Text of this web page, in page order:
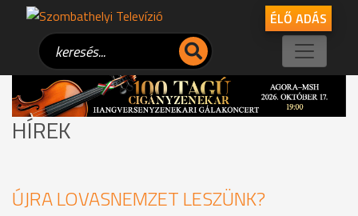
ÉLŐ ADÁS
HÍREK
ÚJRA LOVASNEMZET LESZÜNK?